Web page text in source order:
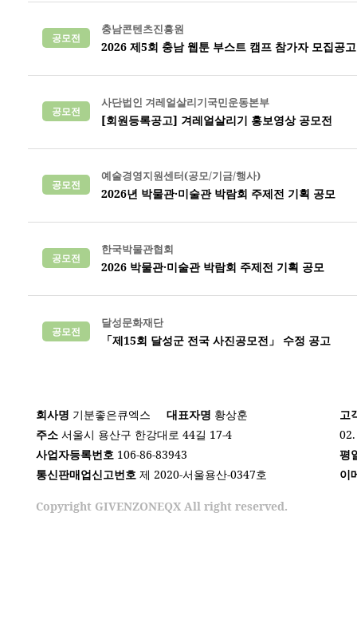
공모전
충남콘텐츠진흥원
2026 제5회 충남 웹툰 부스트 캠프 참가자 모집공고
공모전
사단법인 겨레얼살리기국민운동본부
[회원등록공고] 겨레얼살리기 홍보영상 공모전
공모전
예술경영지원센터(공모/기금/행사)
2026년 박물관·미술관 박람회 주제전 기획 공모
공모전
한국박물관협회
2026 박물관·미술관 박람회 주제전 기획 공모
공모전
달성문화재단
「제15회 달성군 전국 사진공모전」 수정 공고
회사명 기분좋은큐엑스 대표자명 황상훈
주소 서울시 용산구 한강대로 44길 17-4
사업자등록번호 106-86-83943
통신판매업신고번호 제 2020-서울용산-0347호
Copyright GIVENZONEQX All right reserved.
고
평
이